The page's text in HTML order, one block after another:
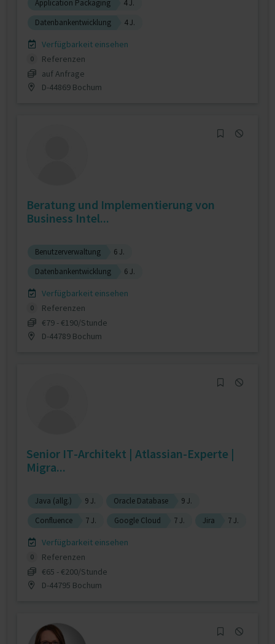
Application Packaging
4 J.
Datenbankentwicklung
4 J.
Verfügbarkeit einsehen
0
Referenzen
auf Anfrage
D-44869 Bochum
Beratung und Implementierung von
Business Intel...
Benutzerverwaltung
6 J.
Datenbankentwicklung
6 J.
Verfügbarkeit einsehen
0
Referenzen
€79 - €190/Stunde
D-44789 Bochum
Senior IT-Architekt | Atlassian-Experte |
Migra...
Java (allg.) 9 J. Oracle Database
9 J.
Confluence
7 J. Google Cloud 7 J. Jira 7 J.
Verfügbarkeit einsehen
0
Referenzen
€65 - €200/Stunde
D-44795 Bochum